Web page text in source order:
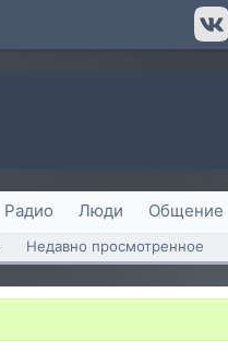
Радио Люди Общение
Недавно просмотренное